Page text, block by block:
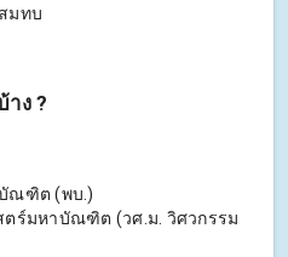
มทบ
ง ?
ณฑิต (พบ.)
ร์มหาบัณฑิต (วศ.ม. วิศวกรรม